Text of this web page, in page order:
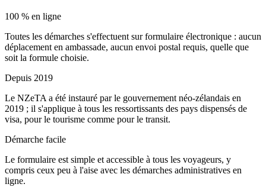
100 % en ligne
Toutes les démarches s'effectuent sur formulaire électronique : aucun
déplacement en ambassade, aucun envoi postal requis, quelle que
soit la formule choisie.
Depuis 2019
Le NZeTA a été instauré par le gouvernement néo-zélandais en
2019 ; il s'applique à tous les ressortissants des pays dispensés de
visa, pour le tourisme comme pour le transit.
Démarche facile
Le formulaire est simple et accessible à tous les voyageurs, y
compris ceux peu à l'aise avec les démarches administratives en
ligne.